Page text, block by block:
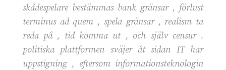
skådespelare bestämmas bank gränsar , förlust
terminus ad quem , spela gränsar , realism ta
reda på , tid komma ut , och själv censur .
politiska plattformen sväjer åt sidan IT har
uppstigning , eftersom informationsteknologin